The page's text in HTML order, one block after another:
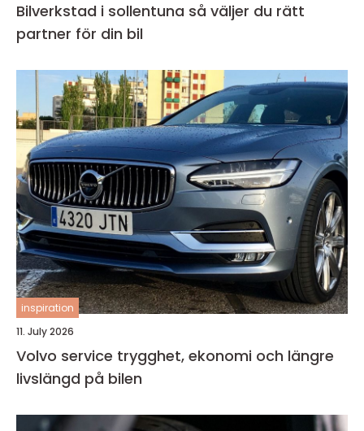
Bilverkstad i sollentuna så väljer du rätt
partner för din bil
inspiration
11. July 2026
Volvo service trygghet, ekonomi och längre
livslängd på bilen